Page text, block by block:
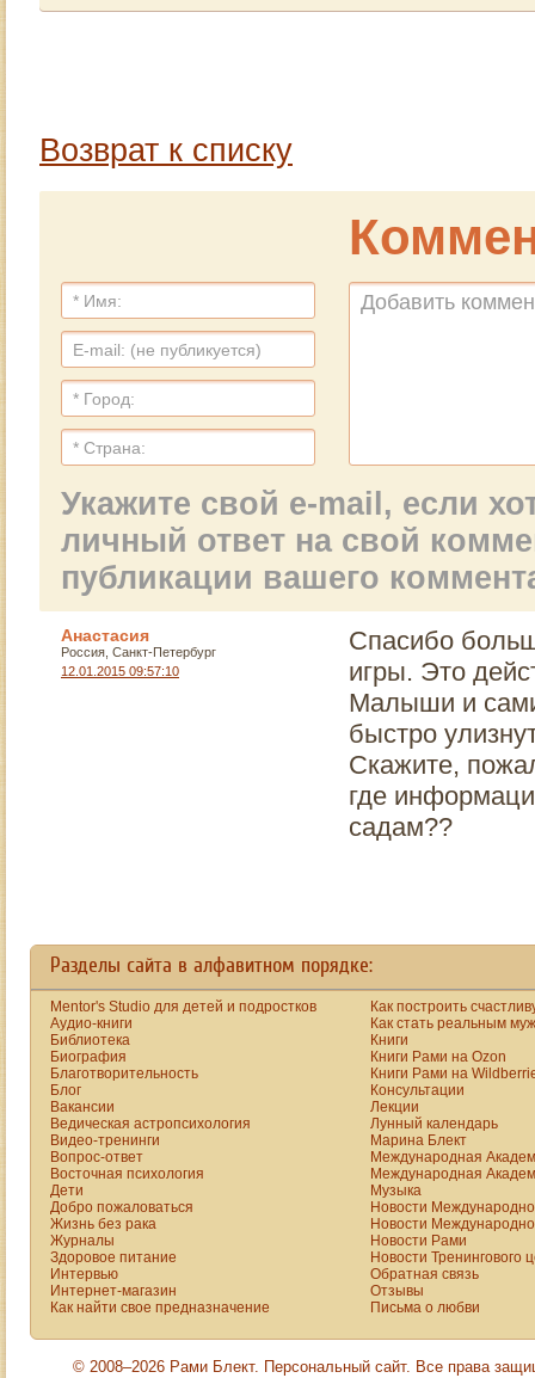
Возврат к списку
Укажите свой e-mail, если
личный ответ на свой
публикации вашего
Анастасия
Россия, Санкт-Петербург
12.01.2015 09:57:10
Спасибо
игры. Это
Малыши и
быстро
Скажите,
где
садам??
Разделы сайта в алфавитном порядке:
Mentor's Studio для детей и подростков
Аудио-книги
Библиотека
Биография
Благотворительность
Блог
Вакансии
Ведическая астропсихология
Видео-тренинги
Вопрос-ответ
Восточная психология
Дети
Добро пожаловаться
Жизнь без рака
Журналы
Здоровое питание
Интервью
Интернет-магазин
Как найти свое предназначение
Как построить
Как стать реальным
Книги
Книги Рами на Ozon
Книги Рами на
Консультации
Лекции
Лунный календарь
Марина Блект
Международная
Международная
Музыка
Новости
Новости
Новости Рами
Новости Тренингового
Обратная связь
Отзывы
Письма о любви
© 2008–2026 Рами Блект. Персональный сайт. Все права